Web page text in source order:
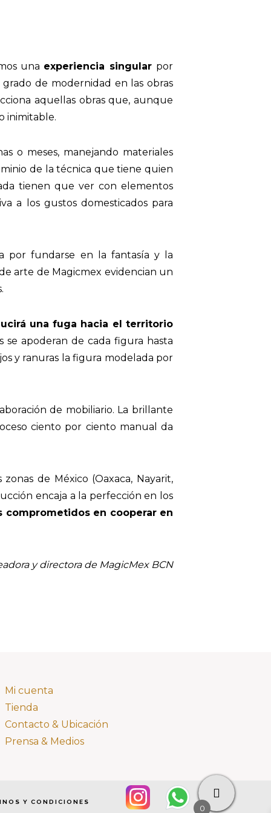
una experiencia singular por
de modernidad en las obras
aquellas obras que, aunque
inimitable.
o meses, manejando materiales
de la técnica que tiene quien
tienen que ver con elementos
a los gustos domesticados para
por fundarse en la fantasía y la
arte de Magicmex evidencian un
una fuga hacia el territorio
se apoderan de cada figura hasta
y ranuras la figura modelada por
de mobiliario. La brillante
ciento por ciento manual da
de México (Oaxaca, Nayarit,
encaja a la perfección en los
comprometidos en cooperar en
y directora de MagicMex BCN
Mi cuenta
Tienda
Contacto & Ubicación
Prensa & Medios
Y CONDICIONES
0